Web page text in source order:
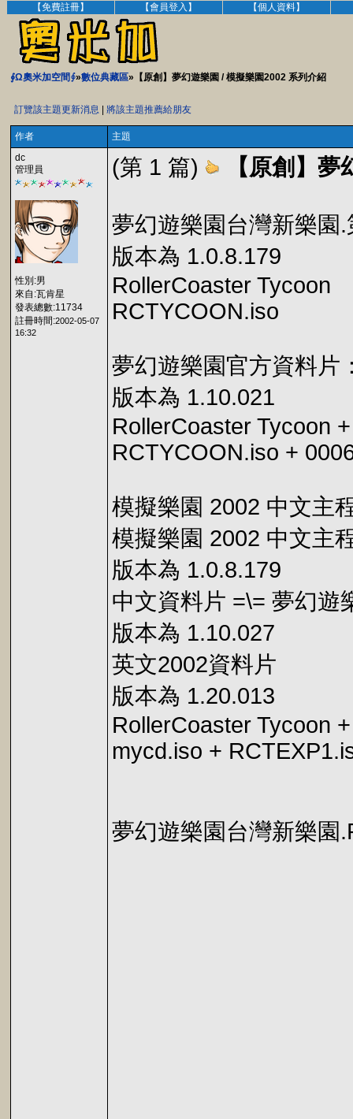
【免費註冊】 【會員登入】 【個人資料】
∮Ω奧米加空間∮»數位典藏區»【原創】夢幻遊樂園 / 模擬樂園2002 系列介紹
訂覽該主題更新消息 將該主題推薦給朋友
作者
主題
dc
管理員
性別:男
來自:瓦肯星
發表總數:11734
註冊時間:2002-05-07
16:32
(第 1 篇) 【原創】
夢幻遊樂園台灣新樂園
版本為 1.0.8.179
RollerCoaster Tycoon
RCTYCOON.iso
夢幻遊樂園官方資料片
版本為 1.10.021
RollerCoaster Tycoon
RCTYCOON.iso +
模擬樂園 2002 中文主
模擬樂園 2002 中文主
版本為 1.0.8.179
中文資料片 =\= 夢幻遊
版本為 1.10.027
英文2002資料片
版本為 1.20.013
RollerCoaster Tycoon
mycd.iso +
夢幻遊樂園台灣新樂園